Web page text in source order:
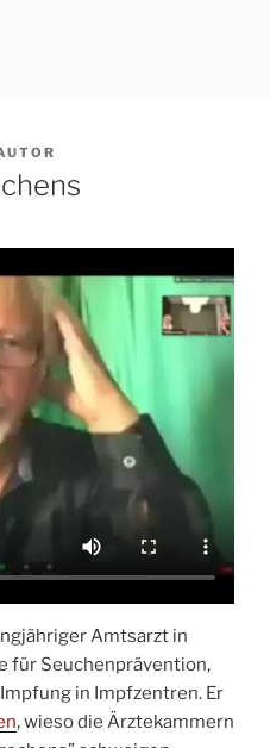
Amtsarzt in
für Seuchenprävention,
in Impfzentren. Er
, wieso die Ärztekammern